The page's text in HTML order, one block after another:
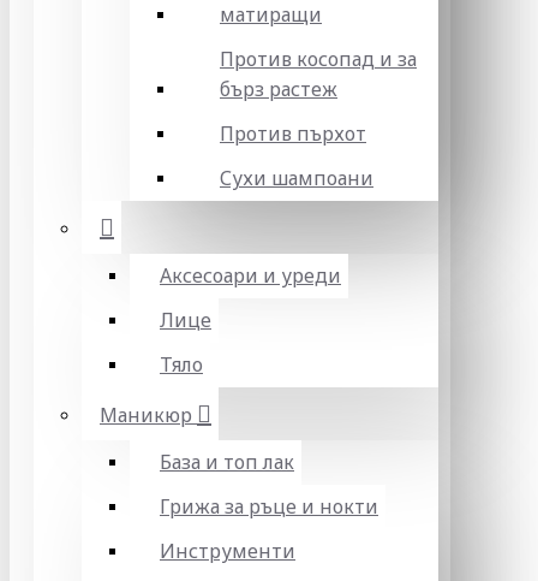
матиращи
Против косопад и за
бърз растеж
Против пърхот
Сухи шампоани
Аксесоари и уреди
Лице
Тяло
Маникюр
База и топ лак
Грижа за ръце и нокти
Инструменти